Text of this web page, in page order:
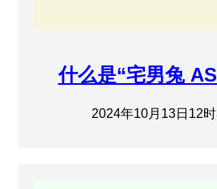
什么是“宅男兔
2024年10月13日12